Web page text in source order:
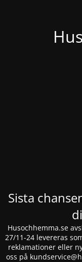
Sista
Husochhemma.se
27/11-24 levereras
reklamationer eller
oss på